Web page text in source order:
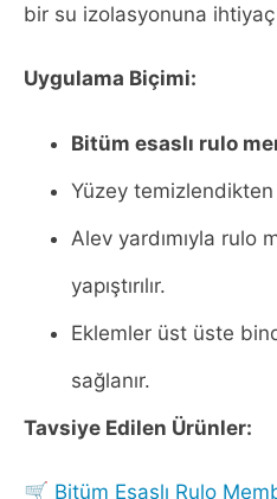
bir su izolasyonuna
Uygulama Biçimi:
Bitüm esaslı rulo
Yüzey
Alev yardımıyla rulo
yapıştırılır.
Eklemler üst üste
sağlanır.
Tavsiye Edilen Ürünler:
🛒 Bitüm Esaslı Rulo